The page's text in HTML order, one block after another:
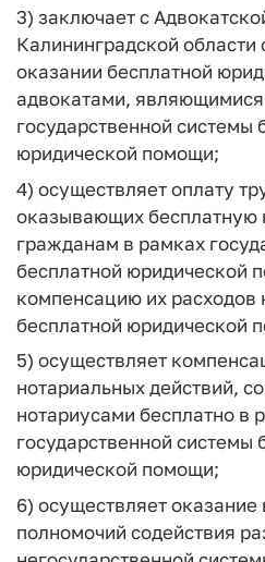
3) заключает с
Калининградской области
оказании бесплатной
адвокатами,
государственной системы
юридической помощи;
4) осуществляет оплату
оказывающих
гражданам в рамках
бесплатной юридической
компенсацию их расходов
бесплатной юридической
5) осуществляет
нотариальных действий,
нотариусами бесплатно в
государственной системы
юридической помощи;
6) осуществляет оказание
полномочий содействия